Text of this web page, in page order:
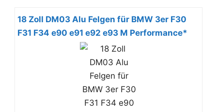
18 Zoll DM03 Alu Felgen für BMW 3er F30
F31 F34 e90 e91 e92 e93 M Performance*